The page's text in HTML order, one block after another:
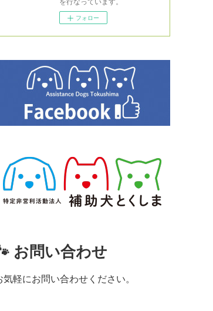
フォロー
お問い合わせ
気軽にお問い合わせください。